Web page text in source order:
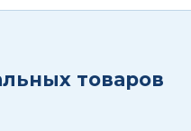
товаров